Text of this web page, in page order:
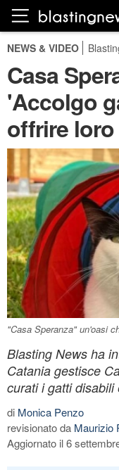
NEWS & VIDEO
Casa
'Accolgo
offrire
"Casa Speranza" un'oasi
Blasting News ha
Catania gestisce
curati i gatti
di Monica Penzo
revisionato da Maurizio
Aggiornato il 6